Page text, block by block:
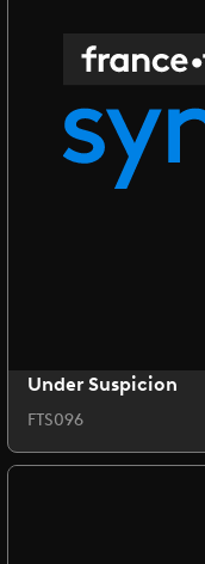
Under Suspicion
FTS096